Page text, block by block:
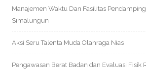
Manajemen Waktu Dan Fasilitas
Simalungun
Aksi Seru Talenta Muda Olahraga Nias
Pengawasan Berat Badan dan Evaluasi Fisik